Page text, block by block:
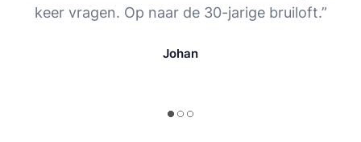
keer vragen. Op naar de 30-jarige bruiloft.”
Johan